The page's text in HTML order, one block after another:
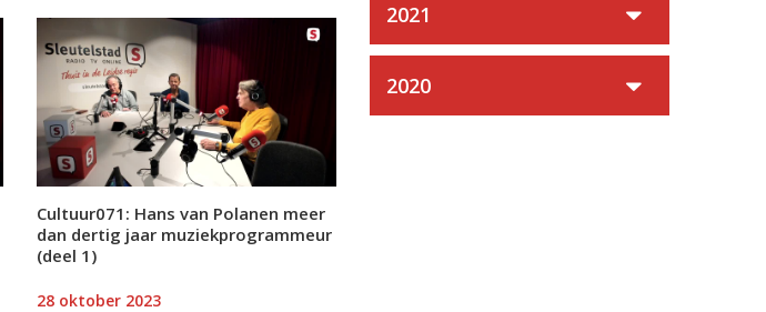
Cultuur071: Hans van Polanen meer
dan dertig jaar muziekprogrammeur
(deel 1)
28 oktober 2023
2021
2020